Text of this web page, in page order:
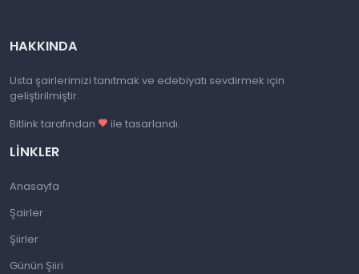
HAKKINDA
Usta şairlerimizi tanıtmak ve edebiyatı sevdirmek için
geliştirilmiştir.
Bitlink tarafından
ile tasarlandı.
LINKLER
Anasayfa
Şairler
Şiirler
Günün Şiiri